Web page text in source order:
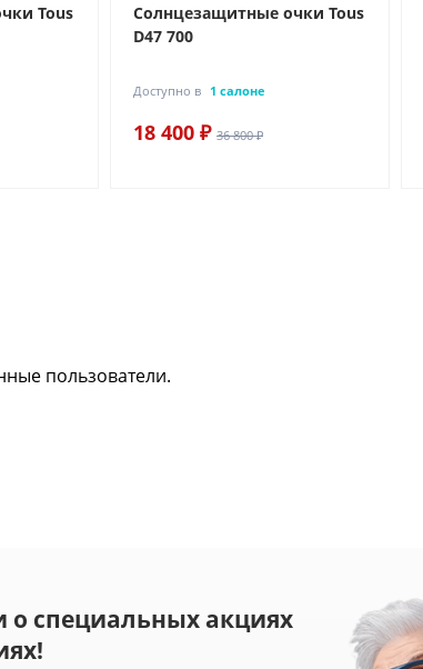
Tous
Солнцезащитные очки Tous
D47 700
Доступно в 1 салоне
18 400 ₽ 36 800 ₽
пользователи.
специальных акциях